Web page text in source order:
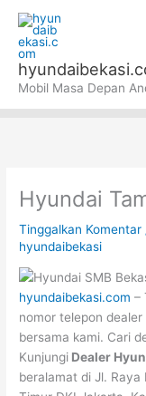
konten
Mobil Masa Depan
Hyundai
Tinggalkan Komentar
hyundaibekasi
hyundaibekasi.com–
nomor telepon
bersama kami. Cari
Kunjungi Dealer
beralamat di Jl. Raya